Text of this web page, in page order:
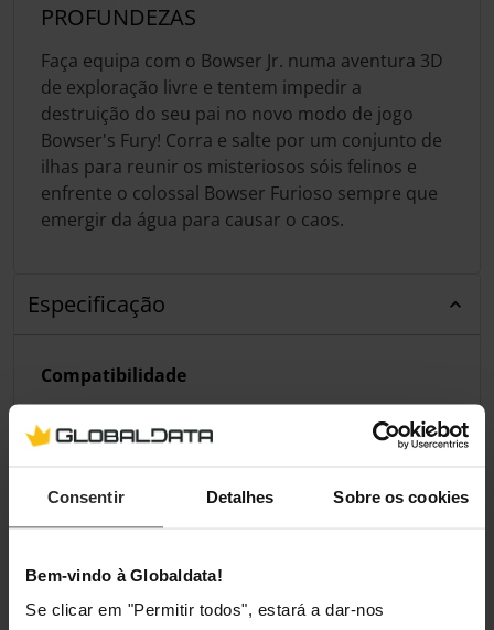
Consentir Detalhes Sobre os cookies
Bem-vindo à Globaldata!
Se clicar em "Permitir todos", estará a dar-nos
PROFUNDEZAS
Faça equipa com o Bowser Jr. numa aventura 3D
de exploração livre e tentem impedir a
destruição do seu pai no novo modo de jogo
Bowser's Fury! Corra e salte por um conjunto de
ilhas para reunir os misteriosos sóis felinos e
enfrente o colossal Bowser Furioso sempre que
emergir da água para causar o caos.
Especificação
Compatibilidade
Compatibilidade da Plataforma Nintendo Switch